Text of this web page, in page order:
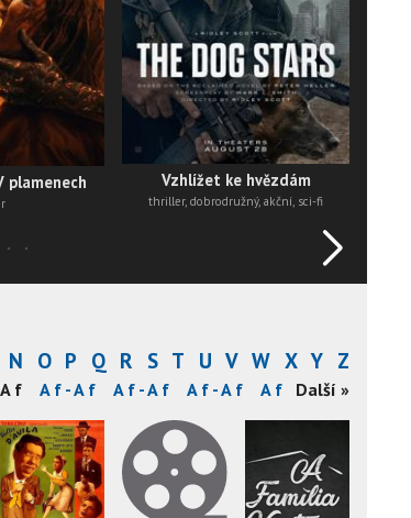
plamenech Vzhlížet ke hvězdám
thriller, dobrodružný, akční, sci-fi
N O P Q R S T U V W X Y Z
f A f - A f A f - A f A f - A f A f - A f A f - A f
Další »